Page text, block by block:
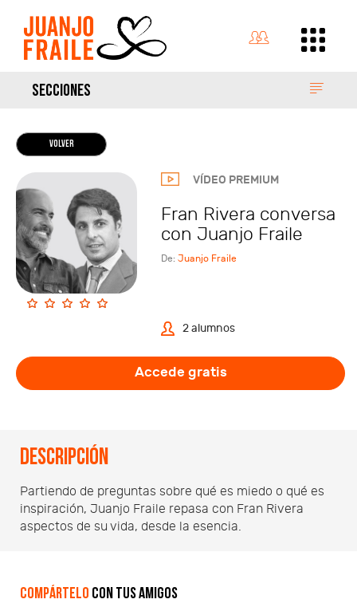
SECCIONES
VOLVER
VÍDEO PREMIUM
Fran Rivera conversa
con Juanjo Fraile
De: Juanjo Fraile
2 alumnos
Accede gratis
Descripción
Partiendo de preguntas sobre qué es miedo o qué es
inspiración, Juanjo Fraile repasa con Fran Rivera
aspectos de su vida, desde la esencia.
Compártelo con tus amigos